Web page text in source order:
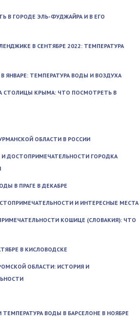
В ГОРОДЕ ЭЛЬ-ФУДЖАЙРА И В ЕГО
В СЕНТЯБРЕ 2022: ТЕМПЕРАТУРА
ЯНВАРЕ: ТЕМПЕРАТУРА ВОДЫ И ВОЗДУХА
СТОЛИЦЫ КРЫМА: ЧТО ПОСМОТРЕТЬ В
ОБЛАСТИ В РОССИИ
И ДОСТОПРИМЕЧАТЕЛЬНОСТИ ГОРОДКА
В ПРАГЕ В ДЕКАБРЕ
И ИНТЕРЕСНЫЕ МЕСТА
КОШИЦЕ (СЛОВАКИЯ): ЧТО
В КИСЛОВОДСКЕ
ОБЛАСТИ: ИСТОРИЯ И
ВОДЫ В БАРСЕЛОНЕ В НОЯБРЕ